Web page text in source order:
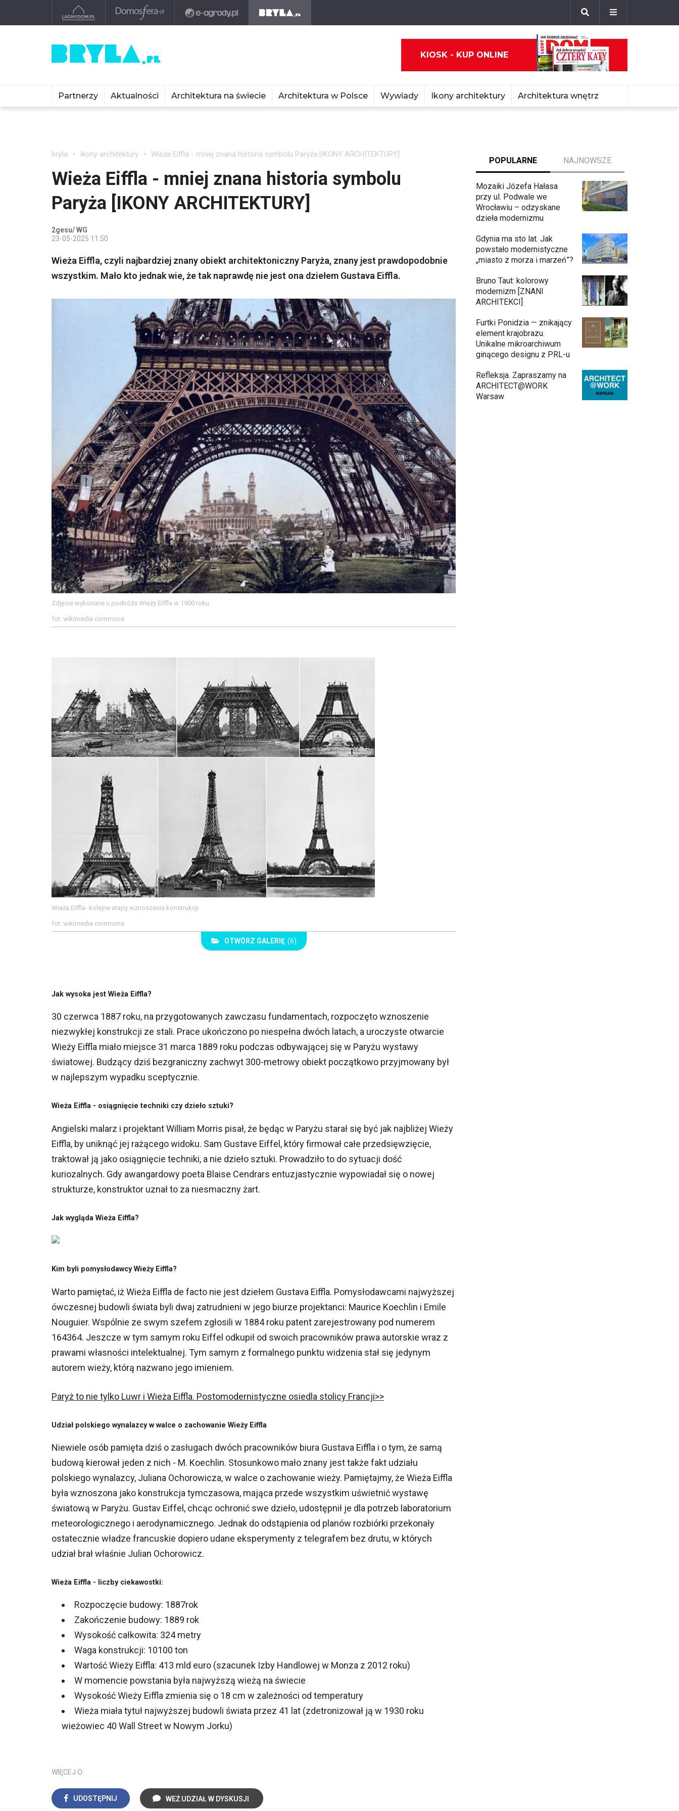
KIOSK - KUP ONLINE
Partnerzy Aktualności Architektura na świecie Architektura w Polsce Wywiady Ikony architektury Architektura wnętrz
bryła ikony architektury Wieża Eiffla - mniej znana historia symbolu Paryża [IKONY ARCHITEKTURY]
Wieża Eiffla - mniej znana historia symbolu
Paryża [IKONY ARCHITEKTURY]
2gesu/ WG
23-05-2025 11:50
Wieża Eiffla, czyli najbardziej znany obiekt architektoniczny Paryża, znany jest prawdopodobnie
wszystkim. Mało kto jednak wie, że tak naprawdę nie jest ona dziełem Gustava Eiffla.
Zdjęcie wykonane u podnóża Wieży Eiffla w 1900 roku.
fot: wikimedia commons
Wieża Eiffla- kolejne etapy wznoszenia konstrukcji.
fot: wikimedia commons
OTWÓRZ GALERIĘ (6)
Jak wysoka jest Wieża Eiffla?
30 czerwca 1887 roku, na przygotowanych zawczasu fundamentach, rozpoczęto wznoszenie
niezwykłej konstrukcji ze stali. Prace ukończono po niespełna dwóch latach, a uroczyste otwarcie
Wieży Eiffla miało miejsce 31 marca 1889 roku podczas odbywającej się w Paryżu wystawy
światowej. Budzący dziś bezgraniczny zachwyt 300-metrowy obiekt początkowo przyjmowany był
w najlepszym wypadku sceptycznie.
Wieża Eiffla - osiągnięcie techniki czy dzieło sztuki?
Angielski malarz i projektant William Morris pisał, że będąc w Paryżu starał się być jak najbliżej Wieży
Eiffla, by uniknąć jej rażącego widoku. Sam Gustave Eiffel, który firmował całe przedsięwzięcie,
traktował ją jako osiągnięcie techniki, a nie dzieło sztuki. Prowadziło to do sytuacji dość
kuriozalnych. Gdy awangardowy poeta Blaise Cendrars entuzjastycznie wypowiadał się o nowej
strukturze, konstruktor uznał to za niesmaczny żart.
Jak wygląda Wieża Eiffla?
Kim byli pomysłodawcy Wieży Eiffla?
Warto pamiętać, iż Wieża Eiffla de facto nie jest dziełem Gustava Eiffla. Pomysłodawcami najwyższej
ówczesnej budowli świata byli dwaj zatrudnieni w jego biurze projektanci: Maurice Koechlin i Emile
Nouguier. Wspólnie ze swym szefem zgłosili w 1884 roku patent zarejestrowany pod numerem
164364. Jeszcze w tym samym roku Eiffel odkupił od swoich pracowników prawa autorskie wraz z
prawami własności intelektualnej. Tym samym z formalnego punktu widzenia stał się jedynym
autorem wieży, którą nazwano jego imieniem.
Paryż to nie tylko Luwr i Wieża Eiffla. Postomodernistyczne osiedla stolicy Francji>>
Udział polskiego wynalazcy w walce o zachowanie Wieży Eiffla
Niewiele osób pamięta dziś o zasługach dwóch pracowników biura Gustava Eiffla i o tym, że samą
budową kierował jeden z nich - M. Koechlin. Stosunkowo mało znany jest także fakt udziału
polskiego wynalazcy, Juliana Ochorowicza, w walce o zachowanie wieży. Pamiętajmy, że Wieża Eiffla
była wznoszona jako konstrukcja tymczasowa, mająca przede wszystkim uświetnić wystawę
światową w Paryżu. Gustav Eiffel, chcąc ochronić swe dzieło, udostępnił je dla potrzeb laboratorium
meteorologicznego i aerodynamicznego. Jednak do odstąpienia od planów rozbiórki przekonały
ostatecznie władze francuskie dopiero udane eksperymenty z telegrafem bez drutu, w których
udział brał właśnie Julian Ochorowicz.
Wieża Eiffla - liczby ciekawostki:
Rozpoczęcie budowy: 1887rok
Zakończenie budowy: 1889 rok
Wysokość całkowita: 324 metry
Waga konstrukcji: 10100 ton
Wartość Wieży Eiffla: 413 mld euro (szacunek Izby Handlowej w Monza z 2012 roku)
W momencie powstania była najwyższą wieżą na świecie
Wysokość Wieży Eiffla zmienia się o 18 cm w zależności od temperatury
Wieża miała tytuł najwyższej budowli świata przez 41 lat (zdetronizował ją w 1930 roku
wieżowiec 40 Wall Street w Nowym Jorku)
WIĘCEJ O:
UDOSTĘPNIJ WEŹ UDZIAŁ W DYSKUSJI
POPULARNE NAJNOWSZE
Mozaiki Józefa Hałasa
przy ul. Podwale we
Wrocławiu – odzyskane
dzieła modernizmu
Gdynia ma sto lat. Jak
powstało modernistyczne
„miasto z morza i marzeń”?
Bruno Taut: kolorowy
modernizm [ZNANI
ARCHITEKCI]
Furtki Ponidzia — znikający
element krajobrazu.
Unikalne mikroarchiwum
ginącego designu z PRL-u
Refleksja. Zapraszamy na
ARCHITECT@WORK
Warsaw